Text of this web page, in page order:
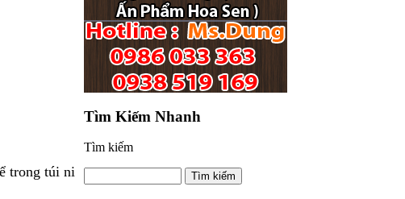
trong túi ni
Tìm Kiếm Nhanh
Tìm kiếm